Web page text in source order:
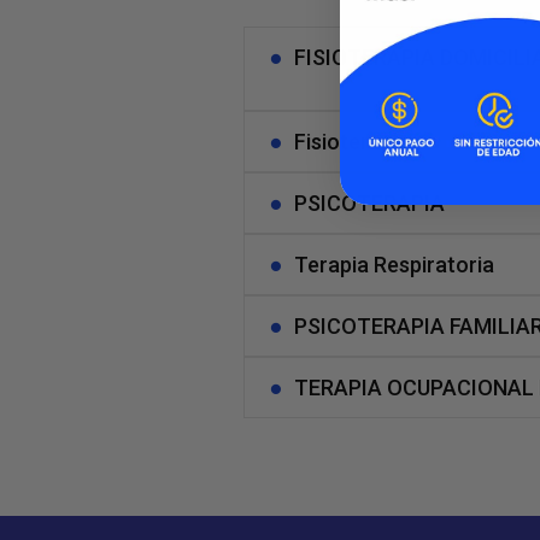
FISIOTERAPIA
Fisioterapia
PSICOTERAPIA
Terapia Respiratoria
PSICOTERAPIA
TERAPIA